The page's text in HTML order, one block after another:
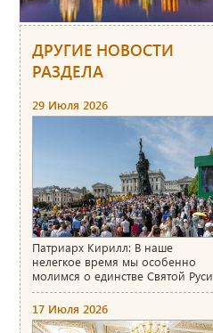
ДРУГИЕ НОВОСТИ
РАЗДЕЛА
29 Июля 2026
Патриарх Кирилл: В наше
нелегкое время мы особенно
молимся о единстве Святой Руси
17 Июля 2026